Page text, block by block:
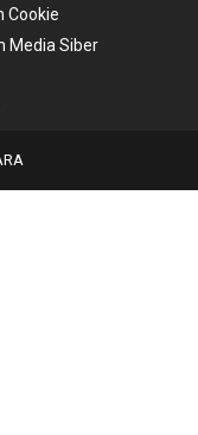
Cookie
Media Siber